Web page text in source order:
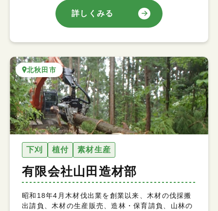
詳しくみる
北秋田市
下刈 植付 素材生産
有限会社山田造材部
昭和18年4月木材伐出業を創業以来、木材の伐採搬
出請負、木材の生産販売、造林・保育請負、山林の